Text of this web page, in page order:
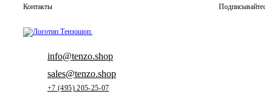
Контакты
info@tenzo.shop
sales@tenzo.shop
+7 (495) 205-25-07